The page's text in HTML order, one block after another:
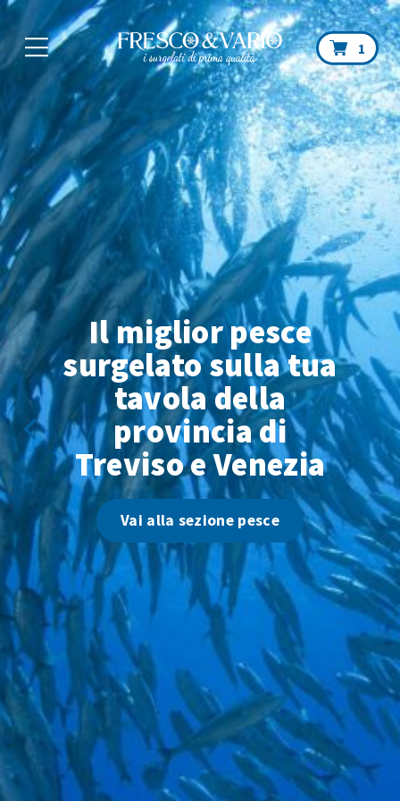
1
Il miglior pesce
surgelato sulla tua
tavoladella
provincia di
Treviso e Venezia
Vai alla sezione pesce